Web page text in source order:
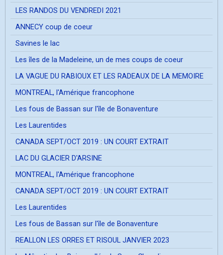
LES RANDOS DU VENDREDI 2021
ANNECY coup de coeur
Savines le lac
Les îles de la Madeleine, un de mes coups de coeur
LA VAGUE DU RABIOUX ET LES RADEAUX DE LA MEMOIRE
MONTREAL, l'Amérique francophone
Les fous de Bassan sur l'île de Bonaventure
Les Laurentides
CANADA SEPT/OCT 2019 : UN COURT EXTRAIT
LAC DU GLACIER D'ARSINE
MONTREAL, l'Amérique francophone
CANADA SEPT/OCT 2019 : UN COURT EXTRAIT
Les Laurentides
Les fous de Bassan sur l'île de Bonaventure
REALLON LES ORRES ET RISOUL JANVIER 2023